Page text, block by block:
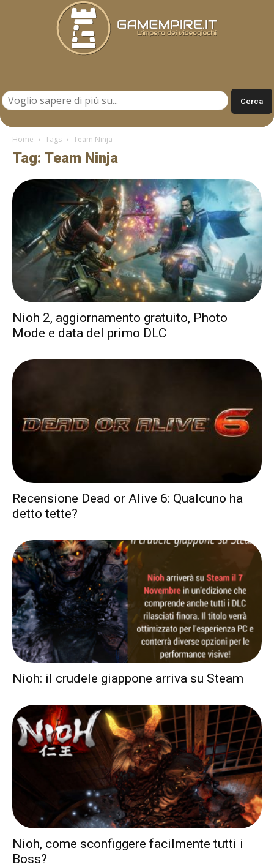
Home Tags Team Ninja
Tag: Team Ninja
Nioh 2, aggiornamento gratuito, Photo
Mode e data del primo DLC
Recensione Dead or Alive 6: Qualcuno ha
detto tette?
Nioh: il crudele giappone arriva su Steam
Nioh, come sconfiggere facilmente tutti i
Boss?